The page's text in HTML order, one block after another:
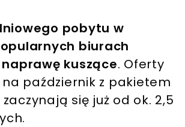
pobytu w
biurach
kuszące. Oferty
październik z pakietem
się już od ok. 2,5